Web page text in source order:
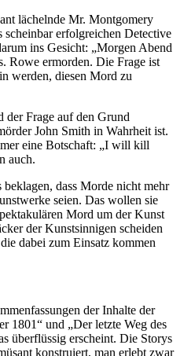
lächelnde Mr. Montgomery
erfolgreichen Detective
ins Gesicht: „Morgen Abend
Rowe ermorden. Die Frage ist
werden, diesen Mord zu
Frage auf den Grund
John Smith in Wahrheit ist.
eine Botschaft: „I will kill
auch.
dass Morde nicht mehr
seien. Das wollen sie
Mord um der Kunst
der Kunstsinnigen scheiden
dabei zum Einsatz kommen
der Inhalte der
1801“ und „Der letzte Weg des
überflüssig erscheint. Die Storys
konstruiert, man erlebt zwar